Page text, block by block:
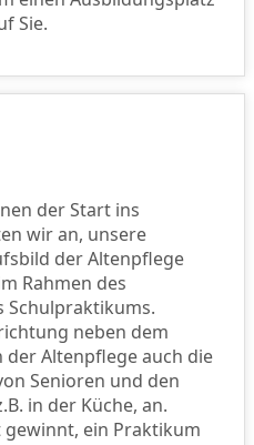
Sie.
der Start ins
wir an, unsere
der Altenpflege
Rahmen des
Schulpraktikums.
neben dem
Altenpflege auch die
Senioren und den
in der Küche, an.
ein Praktikum